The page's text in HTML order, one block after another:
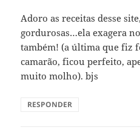
Adoro as receitas desse
gordurosas…ela exagera
também! (a última que fiz
camarão, ficou perfeito,
muito molho). bjs
RESPONDER